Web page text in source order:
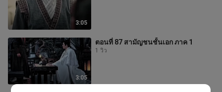
3:05
3:05
ตอนที่ 87 สามัญชนชั้นเอก ภาค 1
1 วิว